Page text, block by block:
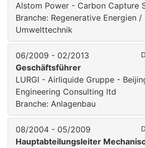
Alstom Power - Carbon Capture
Branche: Regenerative Energien /
Umwelttechnik
06/2009 - 02/2013
Geschäftsführer
LURGI - Airliquide Gruppe -
Engineering Consulting ltd
Branche: Anlagenbau
08/2004 - 05/2009
Hauptabteilungsleiter